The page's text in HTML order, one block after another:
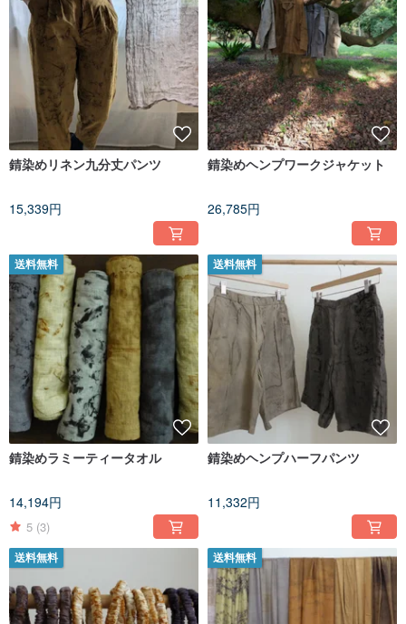
錆染めリネン九分丈パンツ
15,339円
錆染めヘンプワークジャケット
26,785円
送料無料
錆染めラミーティータオル
14,194円
5 (3)
送料無料
錆染めヘンプハーフパンツ
11,332円
送料無料 送料無料